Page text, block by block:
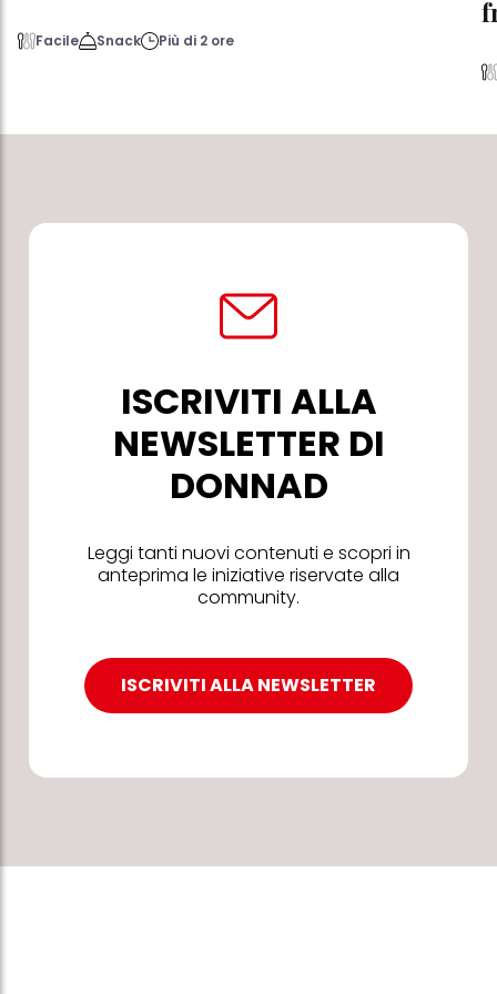
Facile Snack Più di 2 ore
ISCRIVITI ALLA
NEWSLETTER DI
DONNAD
Leggi tanti nuovi contenuti e scopri in
anteprima le iniziative riservate alla
community.
ISCRIVITI ALLA NEWSLETTER